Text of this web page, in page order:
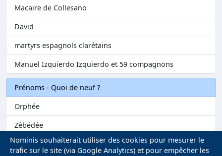
Macaire de Collesano
David
martyrs espagnols clarétains
Manuel Izquierdo Izquierdo et 59 compagnons
Prénoms - Quoi de neuf ?
Orphée
Zébédée
Melvil
Nominis souhaiterait utiliser des cookies pour mesurer le
trafic sur le site (via Google Analytics) et pour empêcher les